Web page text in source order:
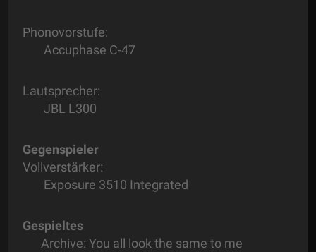
Phonovorstufe:
Accuphase C-47
Lautsprecher:
JBL L300
Gegenspieler
Vollverstärker:
Exposure 3510 Integrated
Gespieltes
Archive: You all look the same to me